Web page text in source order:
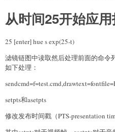
从时间25开始应
25 [enter] hue s exp(25-t)
滤镜链图中读取然后处理前面的命令
如下处理：
setpts和asetpts
修改发布时间戳（PTS-presentation